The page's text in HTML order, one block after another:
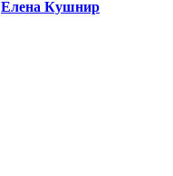
Елена Кушнир